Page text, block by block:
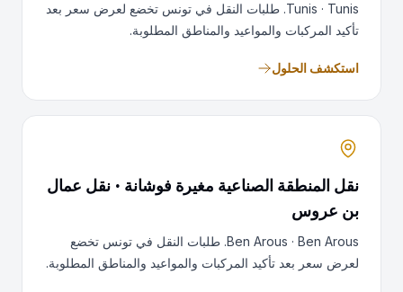
Tunis · Tunis. طلبات النقل في تونس تخضع لعرض سعر بعد
تأكيد المركبات والمواعيد والمناطق المطلوبة.
استكشف الحلول
نقل المنطقة الصناعية مغيرة فوشانة · نقل عمال
بن عروس
Ben Arous · Ben Arous. طلبات النقل في تونس تخضع
لعرض سعر بعد تأكيد المركبات والمواعيد والمناطق المطلوبة.